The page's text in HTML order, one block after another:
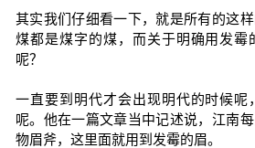
其实我们仔细看一下，就是所有的这
煤都是煤字的煤，而关于明确用发霉
呢？
一直要到明代才会出现明代的时候呢
呢。他在一篇文章当中记述说，江南
物眉斧，这里面就用到发霉的眉。